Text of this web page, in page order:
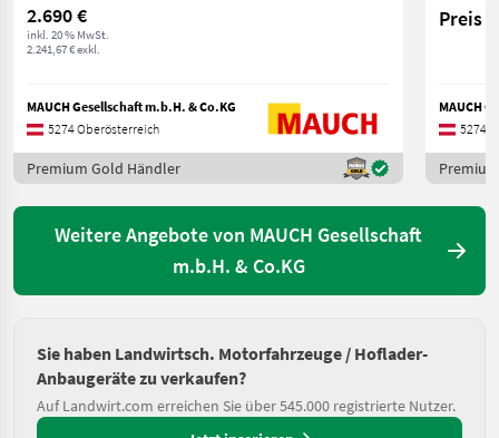
2.690 €
inkl. 20 % MwSt.
2.241,67 € exkl.
MAUCH Gesellschaft m.b.H. & Co.KG
5274 Oberösterreich
Premium Gold Händler
Preis
MAUCH
5274
Weitere Angebote von MAUCH Gesellschaft
m.b.H. & Co.KG
Sie haben Landwirtsch. Motorfahrzeuge / Hoflader-
Anbaugeräte zu verkaufen?
Auf Landwirt.com erreichen Sie über 545.000 registrierte Nutzer.